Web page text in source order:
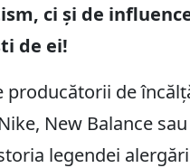
ci și de
de ei!
de
New Balance
legendei